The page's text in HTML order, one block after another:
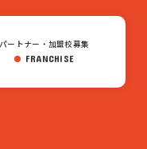
パートナー・加盟校募集
FRANCHISE